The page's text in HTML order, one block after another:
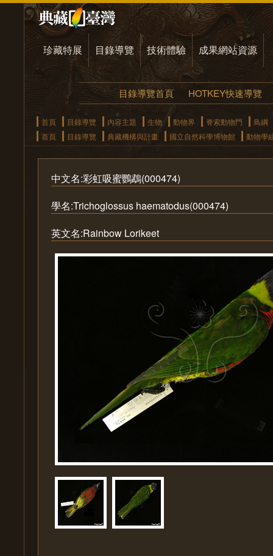
珍藏特展 目錄導覽 技術體驗 成果網站資源
目錄導覽首頁 HOTKEY快速導覽
首頁 目錄導覽 內容主題 生物 動物界 脊索動物門
鳥綱
首頁
目錄導覽 典藏機構與計畫 國立自然科學博物館 動物學
中文名:彩虹吸蜜鸚鵡(000474)
學名:Trichoglossus haematodus(000474)
英文名:Rainbow Lorikeet